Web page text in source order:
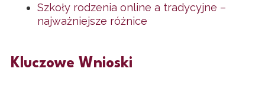
Szkoły rodzenia online a tradycyjne –
najważniejsze różnice
Kluczowe Wnioski